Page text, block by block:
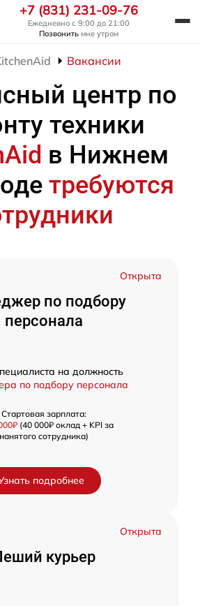
+7 (831) 231-09-76
Ежедневно с 9:00 до 21:00
Позвонить мне утром
Вакансии
центр по
техники
в Нижнем
требуются
Открыта
по подбору
персонала
на должность
по подбору персонала
Стартовая зарплата:
(40 000₽ оклад + KPI за
нанятого сотрудника)
подробнее
Открыта
курьер